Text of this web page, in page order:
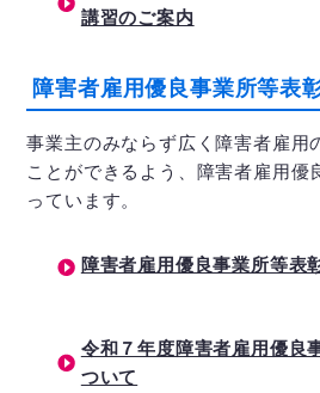
講習のご案内
障害者雇用優良事業所等表
事業主のみならず広く障害者雇用
ことができるよう、障害者雇用優
っています。
障害者雇用優良事業所等表
令和７年度障害者雇用優良
ついて